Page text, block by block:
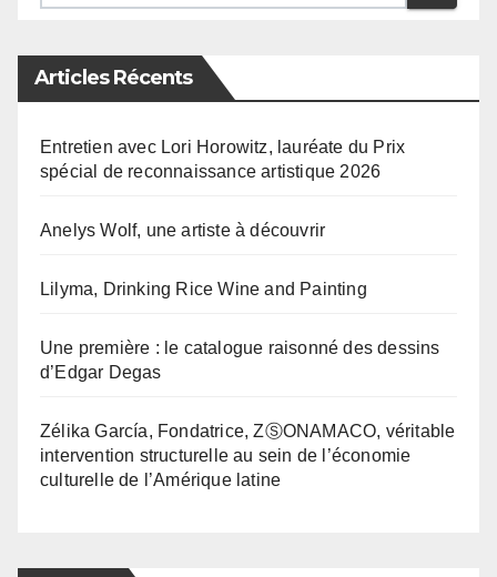
Articles Récents
Entretien avec Lori Horowitz, lauréate du Prix
spécial de reconnaissance artistique 2026
Anelys Wolf, une artiste à découvrir
Lilyma, Drinking Rice Wine and Painting
Une première : le catalogue raisonné des dessins
d’Edgar Degas
Zélika García, Fondatrice, ZⓈONAMACO, véritable
intervention structurelle au sein de l’économie
culturelle de l’Amérique latine